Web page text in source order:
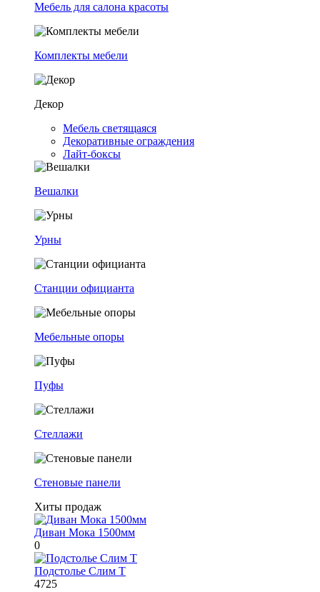
Мебель для салона красоты
Комплекты мебели
Декор
Мебель светящаяся
Декоративные ограждения
Лайт-боксы
Вешалки
Урны
Станции официанта
Мебельные опоры
Пуфы
Стеллажи
Стеновые панели
Хиты продаж
Диван Мока 1500мм
0
Подстолье Слим Т
4725